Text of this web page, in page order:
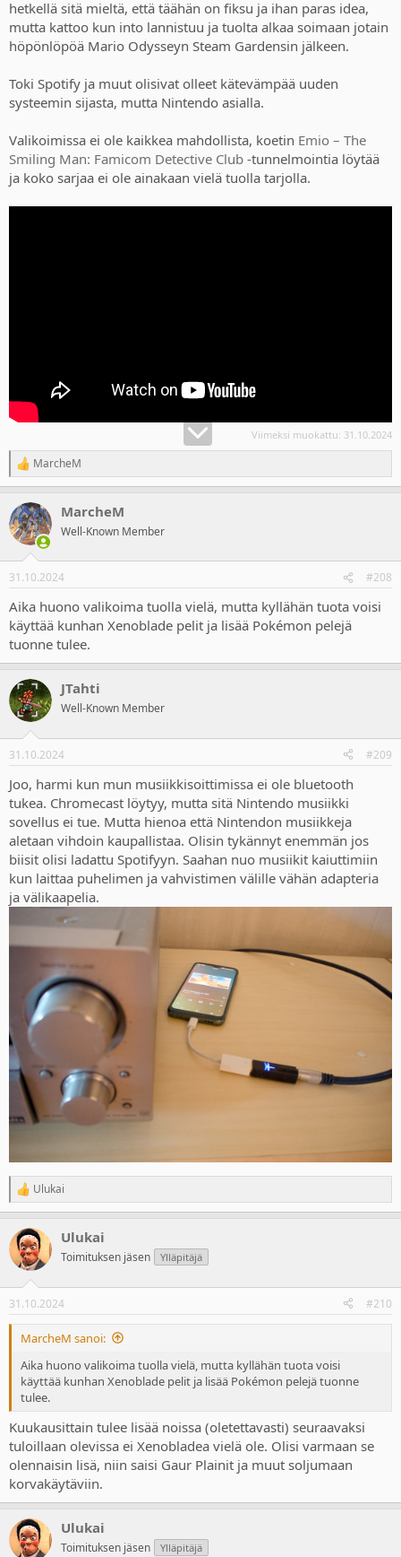
hetkellä sitä mieltä, että täähän on fiksu ja ihan paras idea,
mutta kattoo kun into lannistuu ja tuolta alkaa soimaan jotain
höpönlöpöä Mario Odysseyn Steam Gardensin jälkeen.
Toki Spotify ja muut olisivat olleet kätevämpää uuden
systeemin sijasta, mutta Nintendo asialla.
Valikoimissa ei ole kaikkea mahdollista, koetin Emio – The
Smiling Man: Famicom Detective Club -tunnelmointia löytää
ja koko sarjaa ei ole ainakaan vielä tuolla tarjolla.
Viimeksi muokattu: 31.10.2024
R
e
c
t
i
s
MarcheM
MarcheM
Well-Known Member
31.10.2024 #208
Aika huono valikoima tuolla vielä, mutta kyllähän tuota voisi
käyttää kunhan Xenoblade pelit ja lisää Pokémon pelejä
tuonne tulee.
JTahti
Well-Known Member
31.10.2024 #209
Joo, harmi kun mun musiikkisoittimissa ei ole bluetooth
tukea. Chromecast löytyy, mutta sitä Nintendo musiikki
sovellus ei tue. Mutta hienoa että Nintendon musiikkeja
aletaan vihdoin kaupallistaa. Olisin tykännyt enemmän jos
biisit olisi ladattu Spotifyyn. Saahan nuo musiikit kaiuttimiin
kun laittaa puhelimen ja vahvistimen välille vähän adapteria
ja välikaapelia.
R
e
c
t
i
s
:
Ulukai
Ulukai
Toimituksen jäsen Ylläpitäjä
31.10.2024 #210
MarcheM sanoi:
Aika huono valikoima tuolla vielä, mutta kyllähän tuota voisi
käyttää kunhan Xenoblade pelit ja lisää Pokémon pelejä tuonne
tulee.
Kuukausittain tulee lisää noissa (oletettavasti) seuraavaksi
tuloillaan olevissa ei Xenobladea vielä ole. Olisi varmaan se
olennaisin lisä, niin saisi Gaur Plainit ja muut soljumaan
korvakäytäviin.
Ulukai
Toimituksen jäsen Ylläpitäjä